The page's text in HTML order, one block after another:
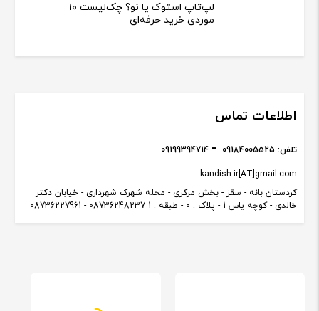
لپ‌تاپ استوک یا نو؟ چک‌لیست ۱۰
موردی خرید حرفه‌ای
اطلاعات تماس
کردستان بانه - سقز - بخش مرکزی - محله شهرک شهرداری - خیابان دکتر
خالدی - کوچه یاس 1 - پلاک : 0 - طبقه : 1 08736248237 - 08736227961
kandish.ir[AT]gmail.com
تلفن: 09184005525
09199394714